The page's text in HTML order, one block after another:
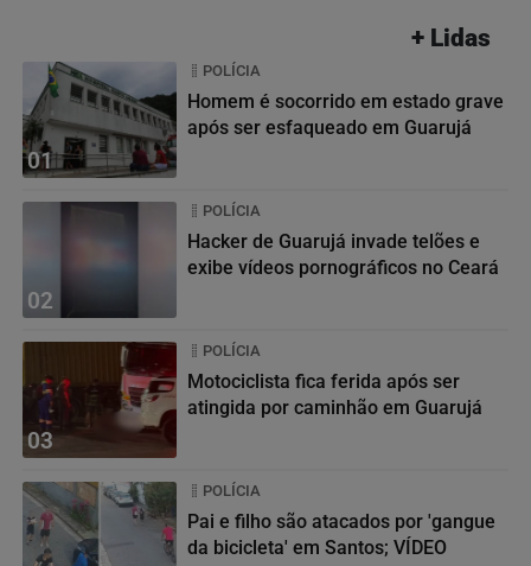
+ Lidas
01
POLÍCIA
Homem é socorrido em estado grave
após ser esfaqueado em Guarujá
02
POLÍCIA
Hacker de Guarujá invade telões e
exibe vídeos pornográficos no Ceará
03
POLÍCIA
Motociclista fica ferida após ser
atingida por caminhão em Guarujá
POLÍCIA
Pai e filho são atacados por 'gangue
da bicicleta' em Santos; VÍDEO